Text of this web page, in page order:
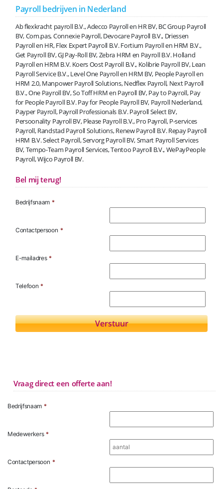
Payroll bedrijven in Nederland
Ab flexkracht payroll B.V., Adecco Payroll en HR BV, BC Group Payroll
BV, Com.pas, Connexie Payroll, Devocare Payroll B.V., Driessen
Payroll en HR, Flex Expert Payroll B.V. Fortium Payroll en HRM B.V.,
Get Payroll BV, GJ Pay-Roll BV, Zebra HRM en Payroll B.V. Holland
Payroll en HRM B.V. Koers Oost Payroll B.V., Kolibrie Payroll BV, Lean
Payroll Service B.V., Level One Payroll en HRM BV, People Payroll en
HRM 2.0, Manpower Payroll Solutions, Nedflex Payroll, Next Payroll
B.V., One Payroll BV, So Toff HRM en Payroll BV, Pay to Payroll, Pay
for People Payroll B.V. Pay for People Payroll BV, Payroll Nederland,
Payper Payroll, Payroll Professionals B.V. Payroll Select BV,
Persoonality Payroll BV, Please Payroll B.V., Pro Payroll, P-services
Payroll, Randstad Payroll Solutions, Renew Payroll B.V. Repay Payroll
HRM B.V. Select Payroll, Servorg Payroll BV, Smart Payroll Services
BV, Tempo-Team Payroll Services, Tentoo Payroll B.V., WePayPeople
Payroll, Wijco Payroll BV.
Bel mij terug!
Bedrijfsnaam *
Contactpersoon *
E-mailadres *
Telefoon *
Vraag direct een offerte aan!
Bedrijfsnaam *
Medewerkers *
Contactpersoon *